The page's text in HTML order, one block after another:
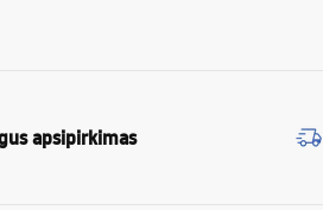
apsipirkimas